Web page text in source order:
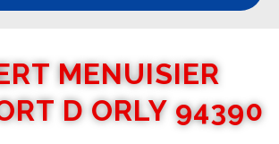
MENUISIER
D ORLY 94390